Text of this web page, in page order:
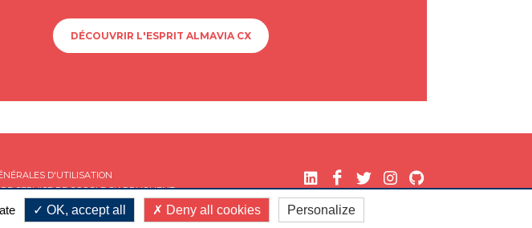
DÉCOUVRIR L'ESPRIT ALMAVIA CX
D'UTILISATION
SERVICEDE GOOGLE S'APPLIQUENT.
OK, accept all Deny all cookies Personalize